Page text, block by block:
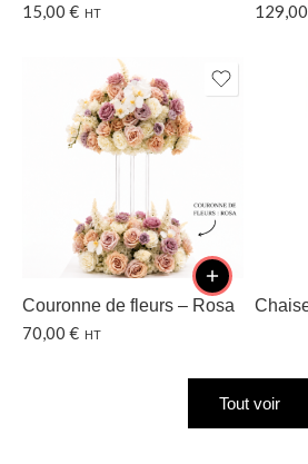
15,00 € HT 129,00
Couronne de fleurs – Rosa
70,00 € HT
Tout voir